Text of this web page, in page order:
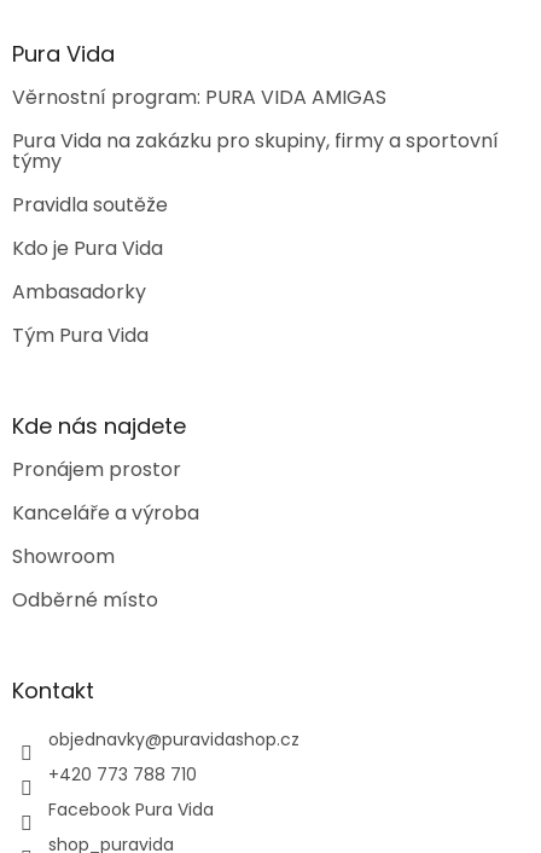
Pura Vida
Věrnostní program: PURA VIDA AMIGAS
Pura Vida na zakázku pro skupiny, firmy a sportovní
týmy
Pravidla soutěže
Kdo je Pura Vida
Ambasadorky
Tým Pura Vida
Kde nás najdete
Pronájem prostor
Kanceláře a výroba
Showroom
Odběrné místo
Kontakt
objednavky@puravidashop.cz
+420 773 788 710
Facebook Pura Vida
shop_puravida